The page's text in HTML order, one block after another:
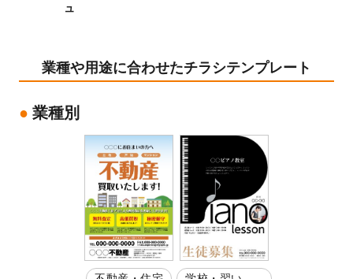
ュ
業種や用途に合わせたチラシテンプレート
業種別